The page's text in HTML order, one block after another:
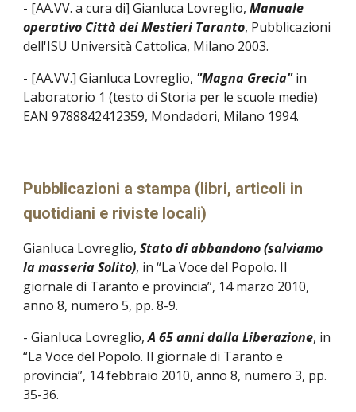
- [AA.VV. a cura di] Gianluca Lovreglio,Manuale
operativo Città dei Mestieri Taranto, Pubblicazioni
dell'ISU Università Cattolica, Milano 2003.
- [AA.VV.] Gianluca Lovreglio, "Magna Grecia"in
Laboratorio 1 (testo di Storia per le scuole medie)
EAN 9788842412359, Mondadori, Milano 1994.
Pubblicazioni a stampa (libri, articoli in
quotidiani e riviste locali)
Gianluca Lovreglio,Stato di abbandono (salviamo
la masseria Solito), in “La Voce del Popolo. Il
giornale di Taranto e provincia”, 14 marzo 2010,
anno 8, numero 5, pp. 8-9.
- Gianluca Lovreglio,A 65 anni dalla Liberazione, in
“La Voce del Popolo. Il giornale di Taranto e
provincia”, 14 febbraio 2010, anno 8, numero 3, pp.
35-36.